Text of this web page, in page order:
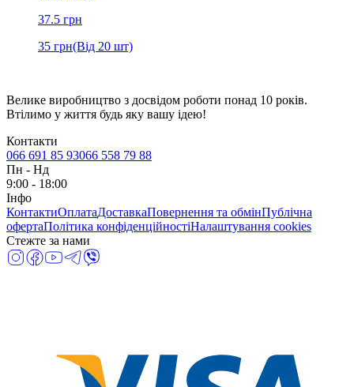
37.5 грн
35 грн(Від 20 шт)
Велике виробництво з досвідом роботи понад 10 років.
Втілимо у життя будь яку вашу ідею!
Контакти
066 691 85 93066 558 79 88
Пн - Нд
9:00 - 18:00
Інфо
КонтактиОплатаДоставкаПовернення та обмінПублічна
офертаПолітика конфіденційностіНалаштування cookies
Стежте за нами